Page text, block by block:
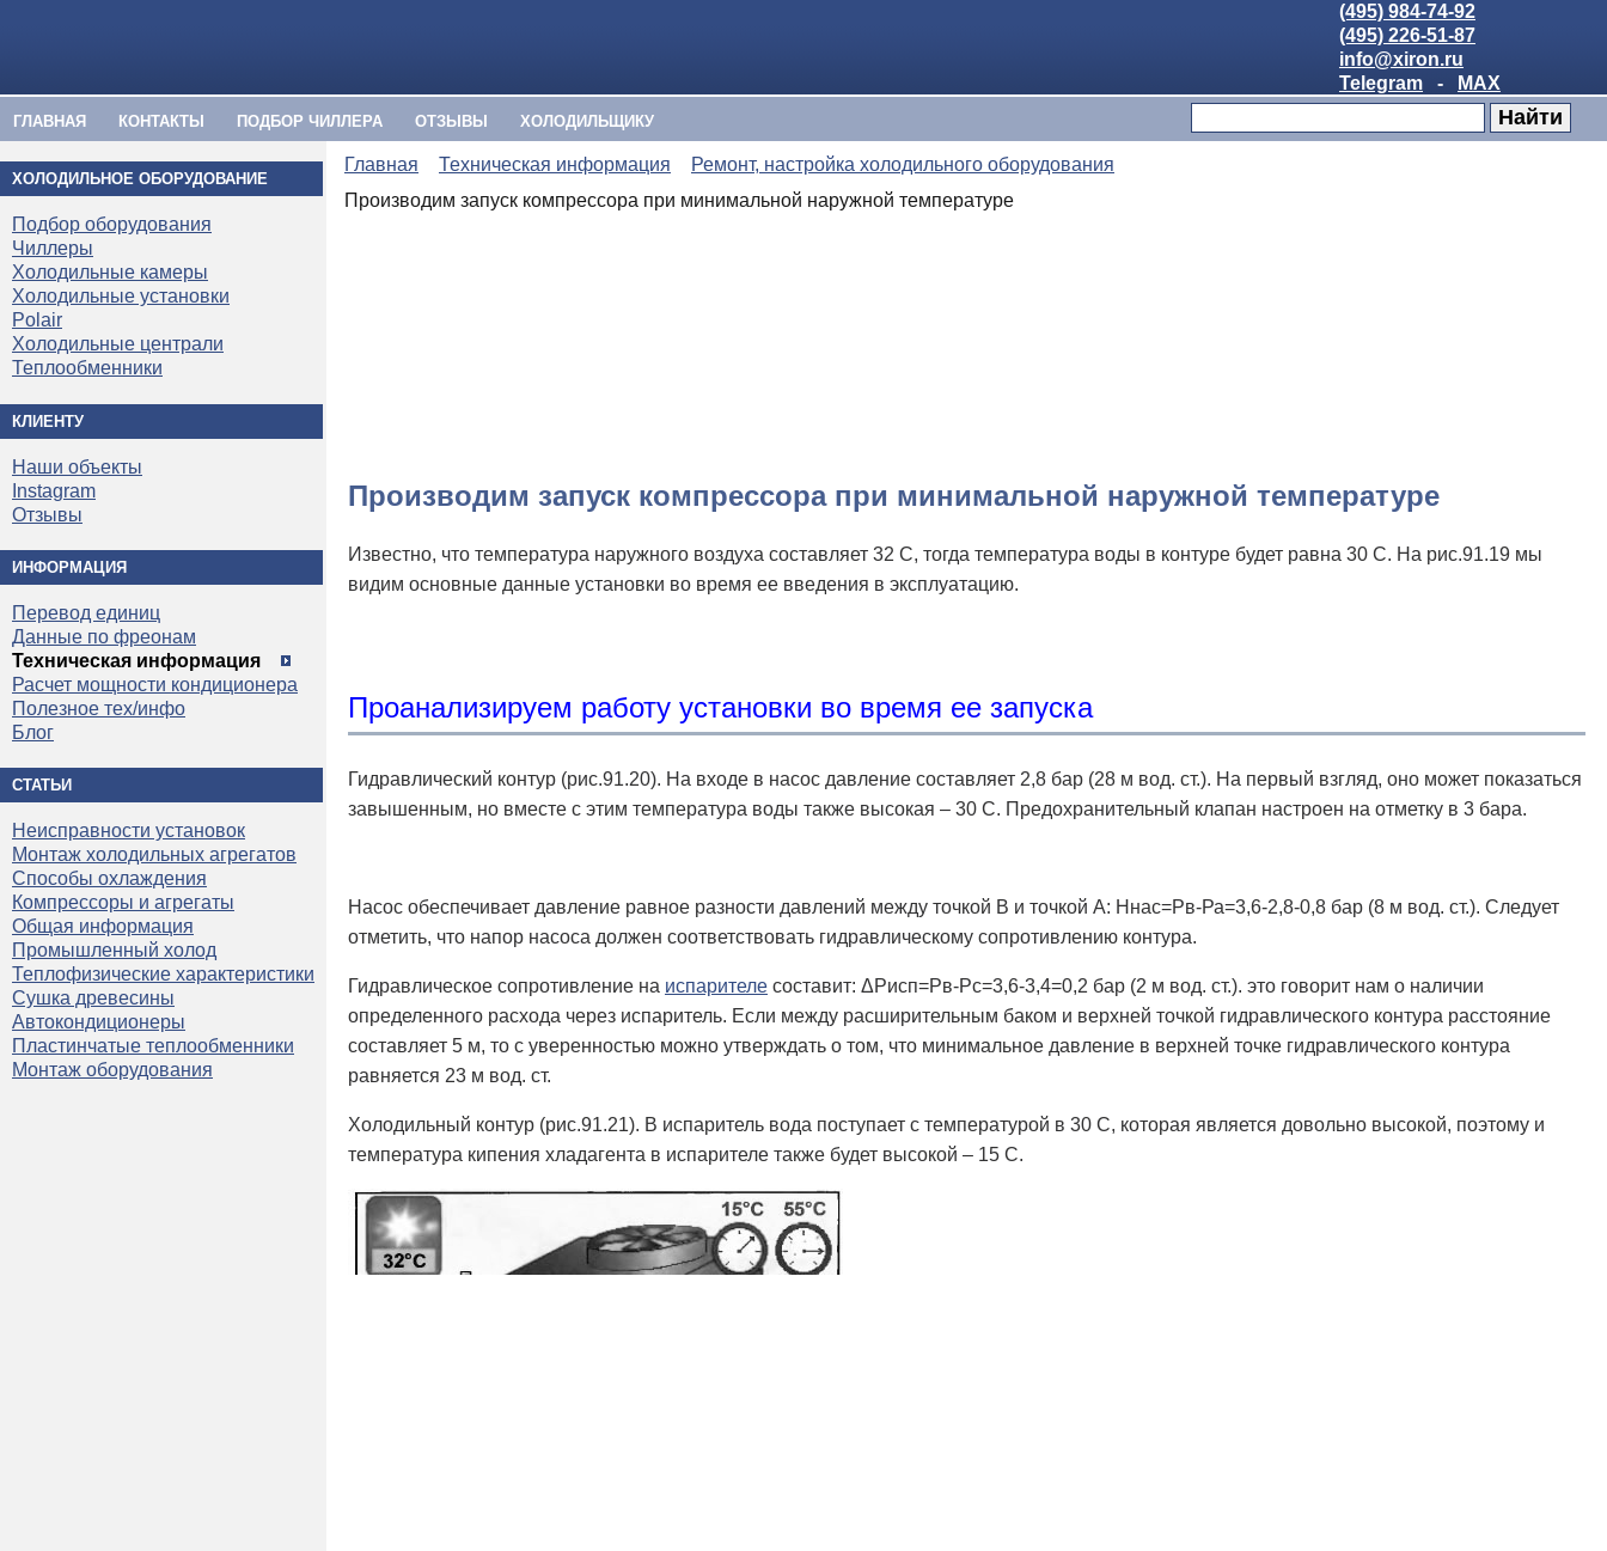
(495) 984-74-92
(495) 226-51-87
info@xiron.ru
Telegram
- MAX
ГЛАВНАЯ КОНТАКТЫ ПОДБОР ЧИЛЛЕРА ОТЗЫВЫ ХОЛОДИЛЬЩИКУ
ХОЛОДИЛЬНОЕ ОБОРУДОВАНИЕ
Подбор оборудования
Чиллеры
Холодильные камеры
Холодильные установки
Polair
Холодильные централи
Теплообменники
КЛИЕНТУ
Наши объекты
Instagram
Отзывы
ИНФОРМАЦИЯ
Перевод единиц
Данные по фреонам
Техническая информация
Расчет мощности кондиционера
Полезное тех/инфо
Блог
СТАТЬИ
Неисправности установок
Монтаж холодильных агрегатов
Способы охлаждения
Компрессоры и агрегаты
Общая информация
Промышленный холод
Теплофизические характеристики
Сушка древесины
Автокондиционеры
Пластинчатые теплообменники
Монтаж оборудования
Главная Техническая информация
Ремонт, настройка холодильного оборудования
Производим запуск компрессора при минимальной наружной температуре
Производим запуск компрессора при минимальной наружной температуре
Известно, что температура наружного воздуха составляет 32 С, тогда температура воды в контуре будет равна 30 С. На рис.91.19 мы
видим основные данные установки во время ее введения в эксплуатацию.
Проанализируем работу установки во время ее запуска
Гидравлический контур (рис.91.20). На входе в насос давление составляет 2,8 бар (28 м вод. ст.). На первый взгляд, оно может показаться
завышенным, но вместе с этим температура воды также высокая – 30 С. Предохранительный клапан настроен на отметку в 3 бара.
Насос обеспечивает давление равное разности давлений между точкой В и точкой А: Ннас=Рв-Ра=3,6-2,8-0,8 бар (8 м вод. ст.). Следует
отметить, что напор насоса должен соответствовать гидравлическому сопротивлению контура.
Гидравлическое сопротивление на испарителе составит: ΔРисп=Рв-Рс=3,6-3,4=0,2 бар (2 м вод. ст.). это говорит нам о наличии
определенного расхода через испаритель. Если между расширительным баком и верхней точкой гидравлического контура расстояние
составляет 5 м, то с уверенностью можно утверждать о том, что минимальное давление в верхней точке гидравлического контура
равняется 23 м вод. ст.
Холодильный контур (рис.91.21). В испаритель вода поступает с температурой в 30 С, которая является довольно высокой, поэтому и
температура кипения хладагента в испарителе также будет высокой – 15 С.